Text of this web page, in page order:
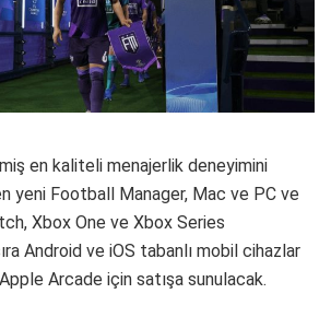
en kaliteli menajerlik deneyimini
yeni Football Manager, Mac ve PC ve
Xbox One ve Xbox Series
Android ve iOS tabanlı mobil cihazlar
Arcade için satışa sunulacak.